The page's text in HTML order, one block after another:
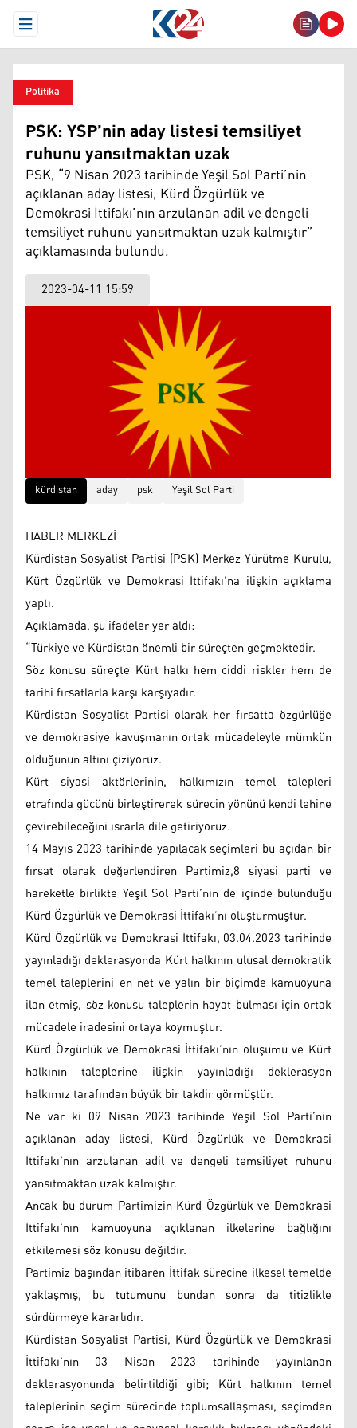
Open Menu
Politika
PSK: YSP’nin aday listesi temsiliyet
ruhunu yansıtmaktan uzak
PSK, “9 Nisan 2023 tarihinde Yeşil Sol Parti’nin
açıklanan aday listesi, Kürd Özgürlük ve
Demokrasi İttifakı’nın arzulanan adil ve dengeli
temsiliyet ruhunu yansıtmaktan uzak kalmıştır”
açıklamasında bulundu.
2023-04-11 15:59
kürdistan aday psk Yeşil Sol Parti
HABER MERKEZİ
Kürdistan Sosyalist Partisi (PSK) Merkez Yürütme Kurulu,
Kürt Özgürlük ve Demokrasi İttifakı’na ilişkin açıklama
yaptı.
Açıklamada, şu ifadeler yer aldı:
“Türkiye ve Kürdistan önemli bir süreçten geçmektedir.
Söz konusu süreçte Kürt halkı hem ciddi riskler hem de
tarihi fırsatlarla karşı karşıyadır.
Kürdistan Sosyalist Partisi olarak her fırsatta özgürlüğe
ve demokrasiye kavuşmanın ortak mücadeleyle mümkün
olduğunun altını çiziyoruz.
Kürt siyasi aktörlerinin, halkımızın temel talepleri
etrafında gücünü birleştirerek sürecin yönünü kendi lehine
çevirebileceğini ısrarla dile getiriyoruz.
14 Mayıs 2023 tarihinde yapılacak seçimleri bu açıdan bir
fırsat olarak değerlendiren Partimiz,8 siyasi parti ve
hareketle birlikte Yeşil Sol Parti’nin de içinde bulunduğu
Kürd Özgürlük ve Demokrasi İttifakı’nı oluşturmuştur.
Kürd Özgürlük ve Demokrasi İttifakı, 03.04.2023 tarihinde
yayınladığı deklerasyonda Kürt halkının ulusal demokratik
temel taleplerini en net ve yalın bir biçimde kamuoyuna
ilan etmiş, söz konusu taleplerin hayat bulması için ortak
mücadele iradesini ortaya koymuştur.
Kürd Özgürlük ve Demokrasi İttifakı’nın oluşumu ve Kürt
halkının taleplerine ilişkin yayınladığı deklerasyon
halkımız tarafından büyük bir takdir görmüştür.
Ne var ki 09 Nisan 2023 tarihinde Yeşil Sol Parti’nin
açıklanan aday listesi, Kürd Özgürlük ve Demokrasi
İttifakı’nın arzulanan adil ve dengeli temsiliyet ruhunu
yansıtmaktan uzak kalmıştır.
Ancak bu durum Partimizin Kürd Özgürlük ve Demokrasi
İttifakı’nın kamuoyuna açıklanan ilkelerine bağlığını
etkilemesi söz konusu değildir.
Partimiz başından itibaren İttifak sürecine ilkesel temelde
yaklaşmış, bu tutumunu bundan sonra da titizlikle
sürdürmeye kararlıdır.
Kürdistan Sosyalist Partisi, Kürd Özgürlük ve Demokrasi
İttifakı’nın 03 Nisan 2023 tarihinde yayınlanan
deklerasyonunda belirtildiği gibi; Kürt halkının temel
taleplerinin seçim sürecinde toplumsallaşması, seçimden